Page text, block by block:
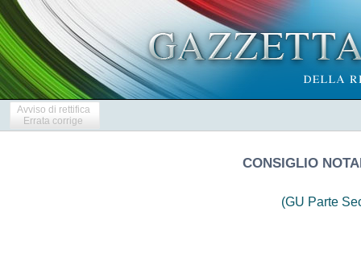
Avviso di rettifica
Errata corrige
CONSIGLIO
(GU Parte